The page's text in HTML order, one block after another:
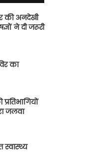
की अनदेखी
ने दी जरूरी
का
जलवा